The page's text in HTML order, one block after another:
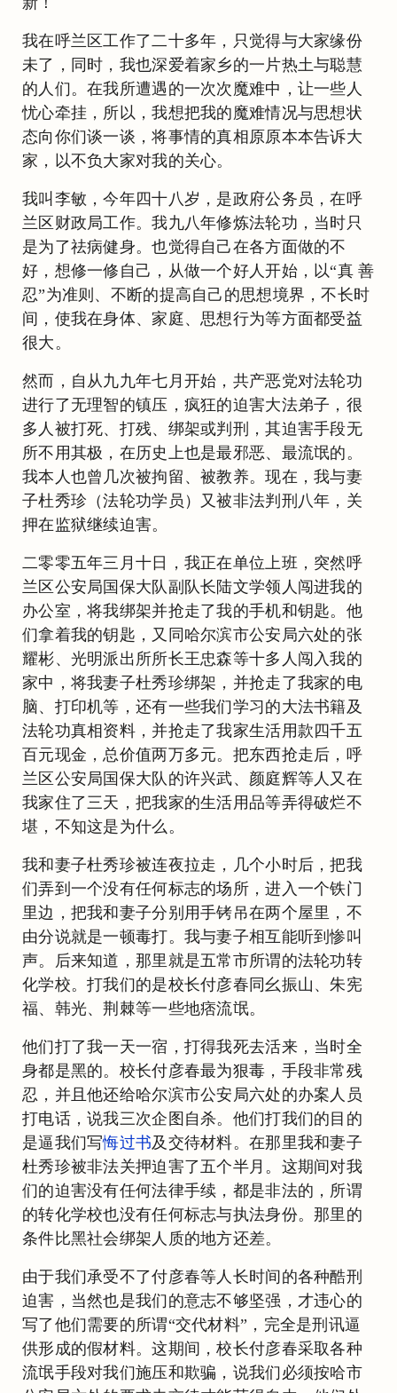
我在呼兰区工作了二十多年，只觉得与大家缘份
未了，同时，我也深爱着家乡的一片热土与聪慧
的人们。在我所遭遇的一次次魔难中，让一些人
忧心牵挂，所以，我想把我的魔难情况与思想状
态向你们谈一谈，将事情的真相原原本本告诉大
家，以不负大家对我的关心。
我叫李敏，今年四十八岁，是政府公务员，在呼
兰区财政局工作。我九八年修炼法轮功，当时只
是为了祛病健身。也觉得自己在各方面做的不
好，想修一修自己，从做一个好人开始，以“真 善
忍”为准则、不断的提高自己的思想境界，不长时
间，使我在身体、家庭、思想行为等方面都受益
很大。
然而，自从九九年七月开始，共产恶党对法轮功
进行了无理智的镇压，疯狂的迫害大法弟子，很
多人被打死、打残、绑架或判刑，其迫害手段无
所不用其极，在历史上也是最邪恶、最流氓的。
我本人也曾几次被拘留、被教养。现在，我与妻
子杜秀珍（法轮功学员）又被非法判刑八年，关
押在监狱继续迫害。
二零零五年三月十日，我正在单位上班，突然呼
兰区公安局国保大队副队长陆文学领人闯进我的
办公室，将我绑架并抢走了我的手机和钥匙。他
们拿着我的钥匙，又同哈尔滨市公安局六处的张
耀彬、光明派出所所长王忠森等十多人闯入我的
家中，将我妻子杜秀珍绑架，并抢走了我家的电
脑、打印机等，还有一些我们学习的大法书籍及
法轮功真相资料，并抢走了我家生活用款四千五
百元现金，总价值两万多元。把东西抢走后，呼
兰区公安局国保大队的许兴武、颜庭辉等人又在
我家住了三天，把我家的生活用品等弄得破烂不
堪，不知这是为什么。
我和妻子杜秀珍被连夜拉走，几个小时后，把我
们弄到一个没有任何标志的场所，进入一个铁门
里边，把我和妻子分别用手铐吊在两个屋里，不
由分说就是一顿毒打。我与妻子相互能听到惨叫
声。后来知道，那里就是五常市所谓的法轮功转
化学校。打我们的是校长付彦春同幺振山、朱宪
福、韩光、荆棘等一些地痞流氓。
他们打了我一天一宿，打得我死去活来，当时全
身都是黑的。校长付彦春最为狠毒，手段非常残
忍，并且他还给哈尔滨市公安局六处的办案人员
打电话，说我三次企图自杀。他们打我们的目的
是逼我们写悔过书及交待材料。在那里我和妻子
杜秀珍被非法关押迫害了五个半月。这期间对我
们的迫害没有任何法律手续，都是非法的，所谓
的转化学校也没有任何标志与执法身份。那里的
条件比黑社会绑架人质的地方还差。
由于我们承受不了付彦春等人长时间的各种酷刑
迫害，当然也是我们的意志不够坚强，才违心的
写了他们需要的所谓“交代材料”，完全是刑讯逼
供形成的假材料。这期间，校长付彦春采取各种
流氓手段对我们施压和欺骗，说我们必须按哈市